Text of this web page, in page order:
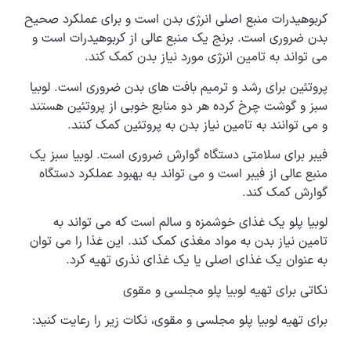
کربوهیدرات منبع اصلی انرژی بدن است و برای عملکرد صحیح
بدن ضروری است. برنج یک منبع عالی از کربوهیدرات است و
می تواند به تامین انرژی مورد نیاز بدن کمک کند.
پروتئین برای رشد و ترمیم بافت های بدن ضروری است. لوبیا
سبز و گوشت چرخ کرده هر دو منابع خوبی از پروتئین هستند
و می توانند به تامین نیاز بدن به پروتئین کمک کنند.
فیبر برای سلامتی دستگاه گوارش ضروری است. لوبیا سبز یک
منبع عالی از فیبر است و می تواند به بهبود عملکرد دستگاه
گوارش کمک کند.
لوبیا پلو یک غذای خوشمزه و سالم است که می تواند به
تامین نیاز بدن به مواد مغذی کمک کند. این غذا را می توان
به عنوان یک غذای اصلی یا یک غذای نذری تهیه کرد.
نکاتی برای تهیه لوبیا پلو مجلسی و مقوی
برای تهیه لوبیا پلو مجلسی و مقوی، نکات زیر را رعایت کنید: